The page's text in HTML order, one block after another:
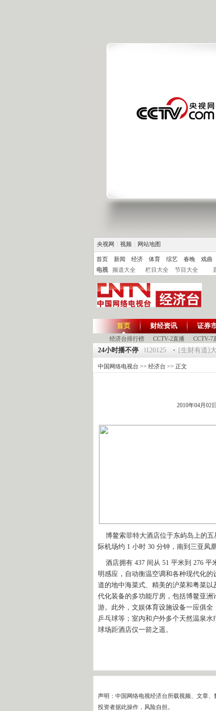
央视网 视频 网站地图
首页 新闻 经济 体育 综艺 春晚 戏曲
电视
频道大全 栏目大全 节目大全
首页
经济台排行榜 CCTV-2直播 CCTV-7
财经资讯 证券
24小时播不停
《第一时间》 20120125 [生财有道]大
中国网络电视台 >> 经济台 >> 正文
2010年04月02
博鳌索菲特大酒店位于东屿岛上的五
际机场约 1 小时 30 分钟，南到三亚凤
酒店拥有 437 间从 51 平米到 276 平
明感应，自动衡温空调和各种现代化
道的地中海菜式、精美的沪菜和粤菜
代化装备的多功能厅房，包括博鳌亚
游。此外，文娱体育设施设备一应俱全
乒乓球等；室内和户外多个天然温泉
球场距酒店仅一箭之遥。
声明：中国网络电视经济台所载视频、文章
投资者据此操作，风险自担。